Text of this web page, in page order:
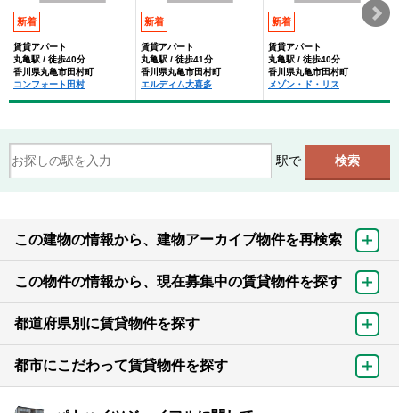
新着
賃貸アパート
丸亀駅 / 徒歩40分
香川県丸亀市田村町
コンフォート田村
新着
賃貸アパート
丸亀駅 / 徒歩41分
香川県丸亀市田村町
エルディム大喜多
新着
賃貸アパート
丸亀駅 / 徒歩40分
香川県丸亀市田村町
メゾン・ド・リス
駅で
この建物の情報から、建物アーカイブ物件を再検索
この物件の情報から、現在募集中の賃貸物件を探す
都道府県別に賃貸物件を探す
都市にこだわって賃貸物件を探す